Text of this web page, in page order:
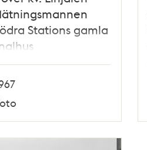
Stations gamla